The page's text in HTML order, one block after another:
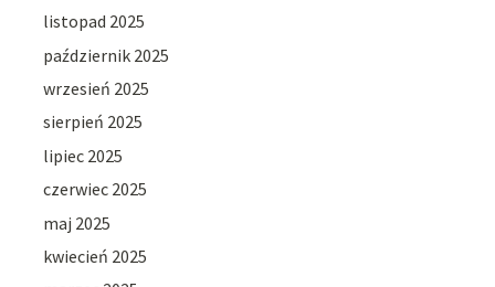
listopad 2025
październik 2025
wrzesień 2025
sierpień 2025
lipiec 2025
czerwiec 2025
maj 2025
kwiecień 2025